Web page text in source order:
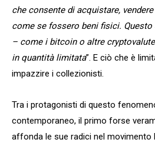
che consente di acquistare,
come se fossero beni fisici.
– come i bitcoin o altre
in quantità limitata”. E ciò che è
impazzire i collezionisti.
Tra i protagonisti di questo
contemporaneo, il primo forse
affonda le sue radici nel movimento